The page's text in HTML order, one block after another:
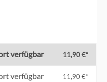
verfügbar 11,90 €*
verfügbar 11,90 €*